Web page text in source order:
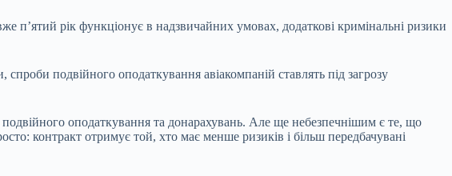
п’ятий рік функціонує в надзвичайних умовах, додаткові кримінальні ризики
подвійного оподаткування авіакомпаній ставлять під загрозу
подвійного оподаткування та донарахувань. Але ще небезпечнішим є те, що
контракт отримує той, хто має менше ризиків і більш передбачувані